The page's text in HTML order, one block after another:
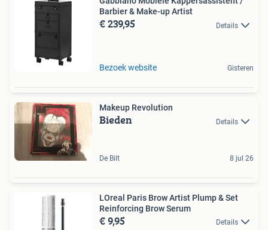
Barbier & Make-up Artist
€ 239,95 Details
Bezoek website Gisteren
Makeup Revolution
Bieden Details
De Bilt 8 jul 26
LOreal Paris Brow Artist Plump & Set
Reinforcing Brow Serum
€ 9,95 Details